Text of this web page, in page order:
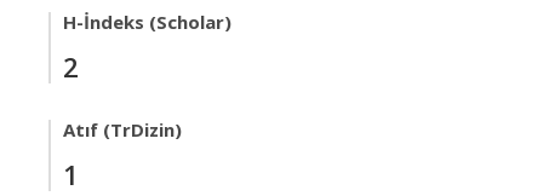
H-İndeks (Scholar)
2
Atıf (TrDizin)
1